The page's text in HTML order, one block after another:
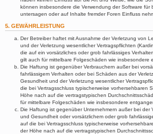
können insbesondere die Verwendung der Software für
untersagen oder auf Inhalte fremder Foren Einfluss
5. GEWÄHRLEISTUNG
Der Betreiber haftet mit Ausnahme der Verletzung von
und der Verletzung wesentlicher Vertragspflichten
die auf ein vorsätzliches oder grob fahrlässiges
gilt auch für mittelbare Folgeschäden wie insbesondere
Die Haftung ist gegenüber Verbrauchern außer bei
fahrlässigem Verhalten oder bei Schäden aus der
Gesundheit und der Verletzung wesentlicher
die bei Vertragsschluss typischerweise vorhersehbaren
Höhe nach auf die vertragstypischen
für mittelbare Folgeschäden wie insbesondere
Die Haftung ist gegenüber Unternehmern außer bei der
und Gesundheit oder vorsätzlichem oder grob
auf die bei Vertragsschluss typischerweise
der Höhe nach auf die vertragstypischen